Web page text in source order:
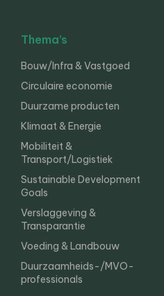
Thema’s
Bouw/Infra & Vastgoed
Circulaire economie
Duurzame producten
Klimaat & Energie
Mobiliteit &
Transport/Logistiek
Sustainable Development
Goals
Verslaggeving &
Transparantie
Voeding & Landbouw
Duurzaamheids-/MVO-
professionals